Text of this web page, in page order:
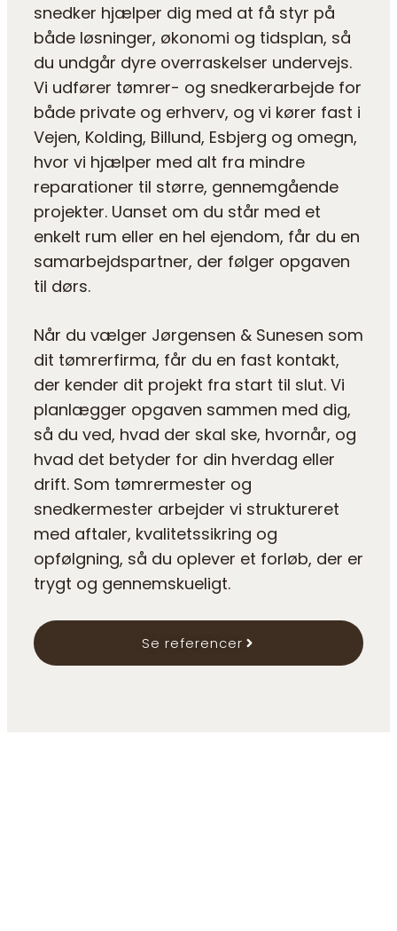
snedker hjælper dig med at få styr på
både løsninger, økonomi og tidsplan, så
du undgår dyre overraskelser undervejs.
Vi udfører tømrer- og snedkerarbejde for
både private og erhverv, og vi kører fast i
Vejen, Kolding, Billund, Esbjerg og omegn,
hvor vi hjælper med alt fra mindre
reparationer til større, gennemgående
projekter. Uanset om du står med et
enkelt rum eller en hel ejendom, får du en
samarbejdspartner, der følger opgaven
til dørs.
Når du vælger Jørgensen & Sunesen som
dit tømrerfirma, får du en fast kontakt,
der kender dit projekt fra start til slut. Vi
planlægger opgaven sammen med dig,
så du ved, hvad der skal ske, hvornår, og
hvad det betyder for din hverdag eller
drift. Som tømrermester og
snedkermester arbejder vi struktureret
med aftaler, kvalitetssikring og
opfølgning, så du oplever et forløb, der er
trygt og gennemskueligt.
Se referencer